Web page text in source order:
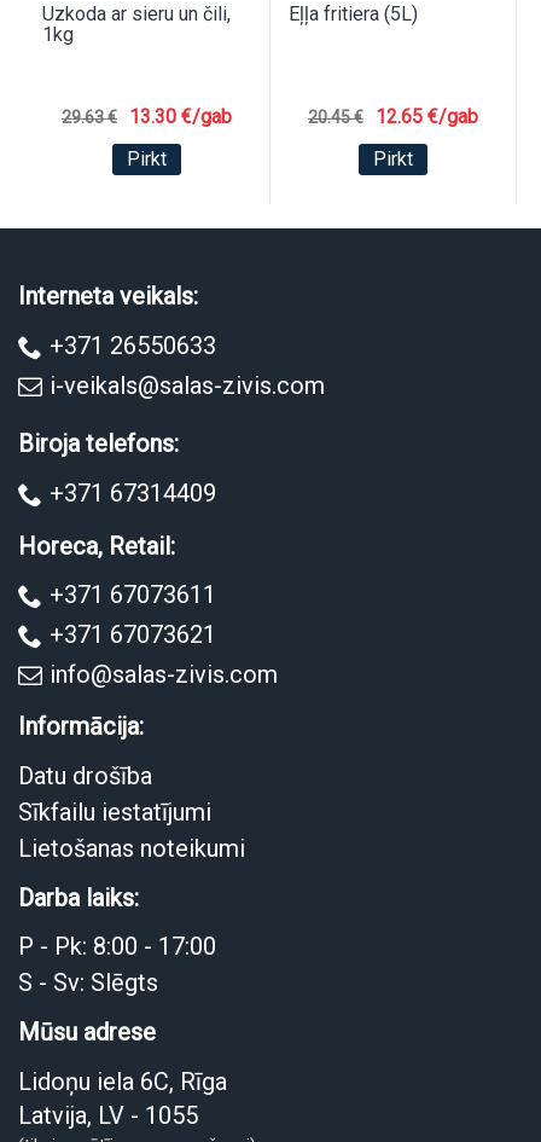
Uzkoda ar sieru un čili,
1kg
29.63 €
13.30 €/gab
Pirkt
Eļļa fritiera (5L)
20.45 €
12.65 €/gab
Pirkt
Interneta veikals:
+371 26550633
i-veikals@salas-zivis.com
Biroja telefons:
+371 67314409
Horeca, Retail:
+371 67073611
+371 67073621
info@salas-zivis.com
Informācija:
Datu drošība
Sīkfailu iestatījumi
Lietošanas noteikumi
Darba laiks:
P - Pk: 8:00 - 17:00
S - Sv: Slēgts
Mūsu adrese
Lidoņu iela 6C, Rīga
Latvija, LV - 1055